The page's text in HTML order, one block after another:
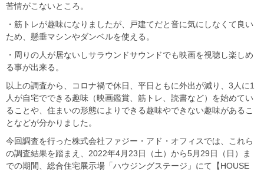
苦情がこないところ。
・筋トレが趣味になりましたが、戸建てだと音に気にしなくて良い
ため、懸垂マシンやダンベルを使える。
・周りの人が居ないしサラウンドサウンドでも映画を視聴し楽しめ
る事が出来る。
以上の調査から、コロナ禍で休日、平日ともに外出が減り、3人に1
人が自宅でできる趣味（映画鑑賞、筋トレ、読書など）を始めてい
ることや、住まいの形態によりできる趣味やできない趣味があるこ
となどが分かりました。
今回調査を行った株式会社ファジー・アド・オフィスでは、これら
の調査結果を踏まえ、2022年4月23日（土）から5月29日（日）ま
での期間、総合住宅展示場「ハウジングステージ」にて【HOUSE